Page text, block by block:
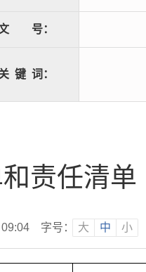
号：
键 词：
责任清单
字号： 大 中 小